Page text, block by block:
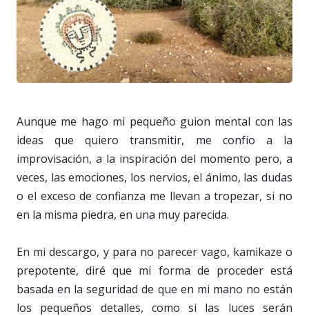
Aunque me hago mi pequeño guion mental con las
ideas que quiero transmitir, me confío a la
improvisación, a la inspiración del momento pero, a
veces, las emociones, los nervios, el ánimo, las dudas
o el exceso de confianza me llevan a tropezar, si no
en la misma piedra, en una muy parecida.
En mi descargo, y para no parecer vago, kamikaze o
prepotente, diré que mi forma de proceder está
basada en la seguridad de que en mi mano no están
los pequeños detalles, como si las luces serán